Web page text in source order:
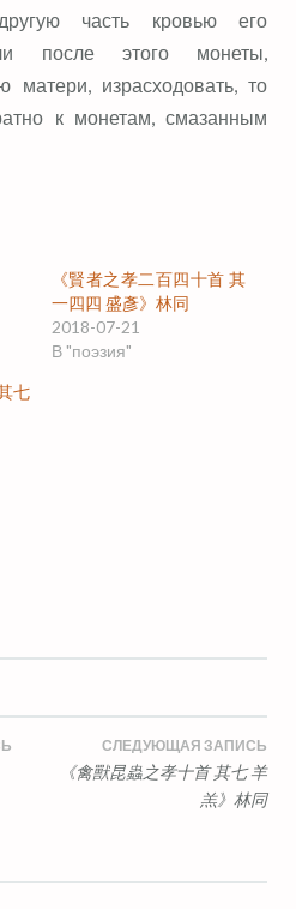
часть кровью его
после этого монеты,
матери, израсходовать, то
к монетам, смазанным
《賢者之孝二百四十首 其
一四四 盛彥》林同
2018-07-21
В "поэзия"
七
СЛЕДУЮЩАЯ ЗАПИСЬ
《禽獸昆蟲之孝十首 其七 羊
羔》林同